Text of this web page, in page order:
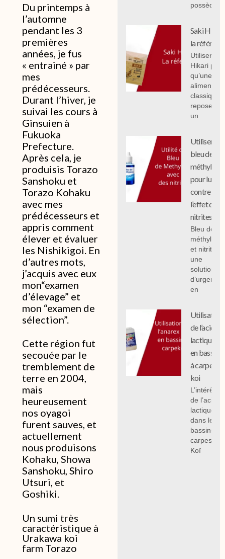
Du printemps à
l’automne
pendant les 3
premières
années, je fus
« entrainé » par
mes
prédécesseurs.
Durant l’hiver, je
suivai les cours à
Ginsuien à
Fukuoka
Prefecture.
Après cela, je
produisis Torazo
Sanshoku et
Torazo Kohaku
avec mes
prédécesseurs et
appris comment
élever et évaluer
les Nishikigoi. En
d’autres mots,
j’acquis avec eux
mon“examen
d’élevage” et
mon “examen de
sélection”.
Cette région fut
secouée par le
tremblement de
terre en 2004,
mais
heureusement
nos oyagoi
furent sauves, et
actuellement
nous produisons
Kohaku, Showa
Sanshoku, Shiro
Utsuri, et
Goshiki.
Un sumi très
caractéristique à
Urakawa koi
farm Torazo
possèdent
Saki
la
Utiliser
Hikari
qu’une
classique
repose sur
un
Utiliser le
bleu de
méthylène
pour lutter
contre
l’effet des
nitrites
Bleu de
méthylène
et nitrites :
une
solution
d’urgence
en
Utilisation
de l’acide
lactique
en bassin
à carpe
koi
L’intérêt
de l’acide
lactique
dans les
bassins à
carpes
Koï